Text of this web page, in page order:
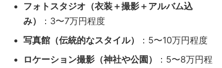
フォトスタジオ（衣装＋撮影＋アルバム込
み）
：3〜7万円程度
写真館（伝統的なスタイル）
：5〜10万円程度
ロケーション撮影（神社や公園）
：5〜8万円程